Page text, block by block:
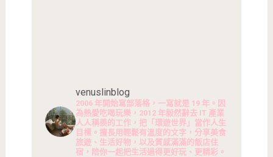
venuslinblog
2006 年開始寫部落格，一寫就是 19 年。因
為熱愛吃喝玩樂，2012 年毅然辭去 IT 產業
人人稱羨的工作，把「環遊世界」當作人生
目標。擅長用輕鬆有溫度的文字，分享美食
旅遊、生活好物，以及質感滿滿的飯店住
宿，陪你一起把生活過得更好玩、更精彩。